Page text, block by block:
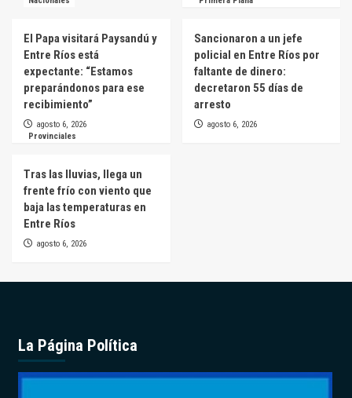
El Papa visitará Paysandú y
Entre Ríos está
expectante: “Estamos
preparándonos para ese
recibimiento”
agosto 6, 2026
Sancionaron a un jefe
policial en Entre Ríos por
faltante de dinero:
decretaron 55 días de
arresto
agosto 6, 2026
Provinciales
Tras las lluvias, llega un
frente frío con viento que
baja las temperaturas en
Entre Ríos
agosto 6, 2026
La Página Política